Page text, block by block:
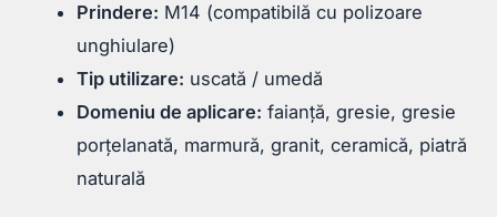
Prindere: M14 (compatibilă cu polizoare
unghiulare)
Tip utilizare: uscată / umedă
Domeniu de aplicare: faianță, gresie, gresie
porțelanată, marmură, granit, ceramică, piatră
naturală